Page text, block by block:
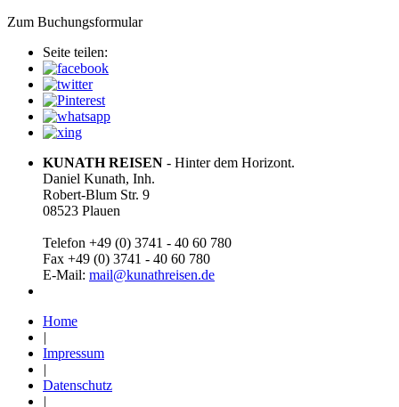
Zum Buchungsformular
Seite teilen:
KUNATH REISEN - Hinter dem Horizont.
Daniel Kunath, Inh.
Robert-Blum Str. 9
08523 Plauen
Telefon +49 (0) 3741 - 40 60 780
Fax +49 (0) 3741 - 40 60 780
E-Mail: mail@kunathreisen.de
Home
|
Impressum
|
Datenschutz
|